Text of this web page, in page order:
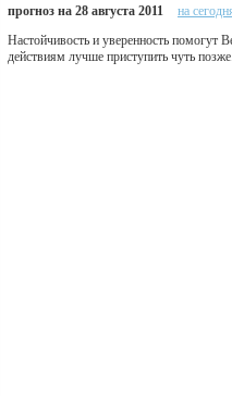
прогноз на 28 августа 2011 на
Настойчивость и уверенность
действиям лучше приступить чуть позже.